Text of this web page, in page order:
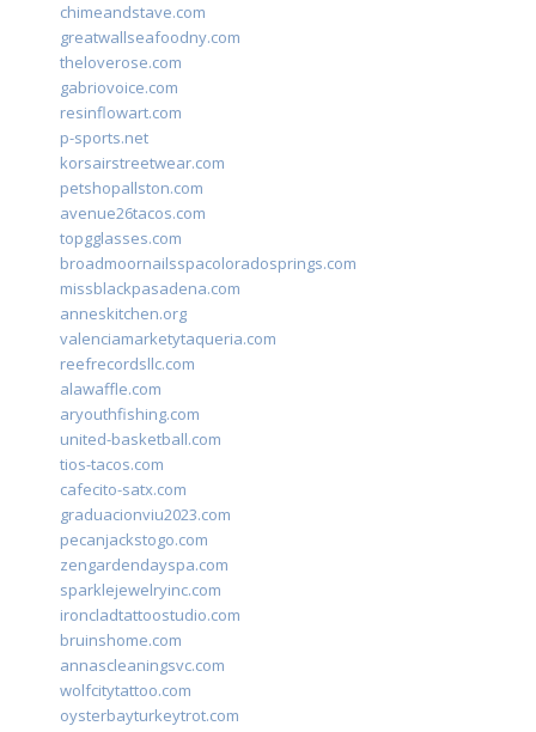
chimeandstave.com
greatwallseafoodny.com
theloverose.com
gabriovoice.com
resinflowart.com
p-sports.net
korsairstreetwear.com
petshopallston.com
avenue26tacos.com
topgglasses.com
broadmoornailsspacoloradosprings.com
missblackpasadena.com
anneskitchen.org
valenciamarketytaqueria.com
reefrecordsllc.com
alawaffle.com
aryouthfishing.com
united-basketball.com
tios-tacos.com
cafecito-satx.com
graduacionviu2023.com
pecanjackstogo.com
zengardendayspa.com
sparklejewelryinc.com
ironcladtattoostudio.com
bruinshome.com
annascleaningsvc.com
wolfcitytattoo.com
oysterbayturkeytrot.com